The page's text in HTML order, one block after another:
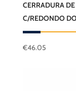
CERRADURA
C/REDONDO
€46.05